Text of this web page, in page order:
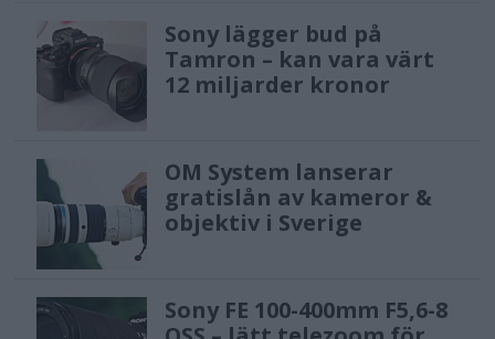
Sony lägger bud på
Tamron – kan vara värt
12 miljarder kronor
OM System lanserar
gratislån av kameror &
objektiv i Sverige
Sony FE 100-400mm F5,6-8